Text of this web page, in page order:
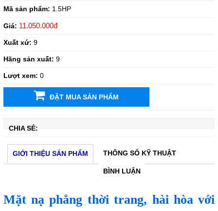
Mã sản phẩm: 1.5HP
Giá: 11.050.000đ
Xuất xứ: 9
Hãng sản xuất: 9
Lượt xem: 0
ĐẶT MUA SẢN PHẨM
CHIA SẺ:
GIỚI THIỆU SẢN PHẨM THÔNG SỐ KỸ THUẬT
BÌNH LUẬN
Mặt nạ phẳng thời trang, hài hòa với